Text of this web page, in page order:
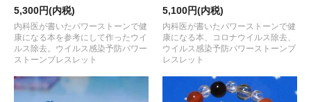
5,300円(内税)
内科医が書いたパワーストーンで健
康になる本を参考にして作ったウイ
ルス除去。ウイルス感染予防パワー
ストーンブレスレット
5,100円(内税)
内科医が書いたパワーストーンで健
康になる本、コロナウイルス除去、
ウイルス感染予防パワーストーンブ
レスレット